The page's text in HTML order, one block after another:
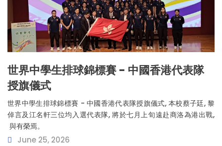
世界中學生排球錦標賽 - 中國香港代表隊
授旗儀式
世界中學生排球錦標賽 - 中國香港代表隊授旗儀式, 本校蔡子廷, 黎
倬言及江名軒三位均入選代表隊, 將於七月上旬遠赴商洛為港出戰,
與有榮焉。
June 25, 2026